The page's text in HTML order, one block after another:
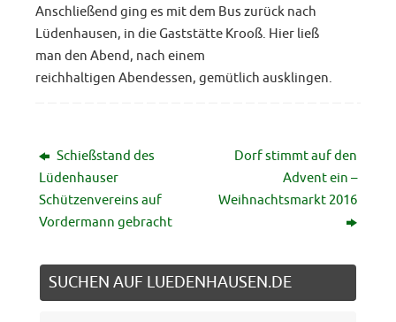
Anschließend ging es mit dem Bus zurück nach
Lüdenhausen, in die Gaststätte Krooß. Hier ließ
man den Abend, nach einem
reichhaltigen Abendessen, gemütlich ausklingen.
Schießstand des
Lüdenhauser
Schützenvereins auf
Vordermann gebracht
Dorf stimmt auf den
Advent ein –
Weihnachtsmarkt 2016
SUCHEN AUF LUEDENHAUSEN.DE